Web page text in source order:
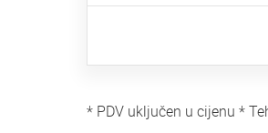
* PDV uključen u cijenu *